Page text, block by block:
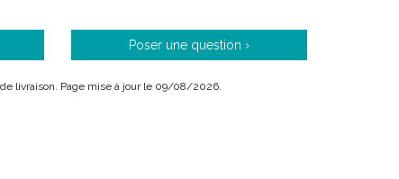
capacité d' absorption supplémentaire et convient
saine.
Poser une question ›
livraison. Page mise à jour le 09/08/2026.